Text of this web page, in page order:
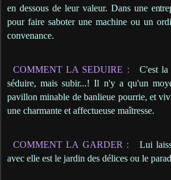
en dessous de leur valeur. Dans une
pour faire saboter une machine ou un
convenance.
COMMENT LA SEDUIRE :
C'est la
séduire, mais subir...! Il n'y a qu'un
pavillon minable de banlieue pourrie, et
une charmante et affectueuse maîtresse.
COMMENT LA GARDER :
Lui
avec elle est le jardin des délices ou le